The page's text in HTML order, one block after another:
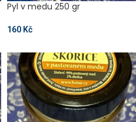
Pyl v medu 250 gr
160 Kč